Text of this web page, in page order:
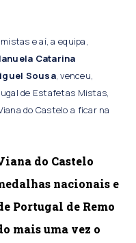
e aí, a equipa,
Catarina
Sousa, venceu,
de Estafetas Mistas,
do Castelo a ficar na
do Castelo
nacionais e
Portugal de Remo
mais uma vez o